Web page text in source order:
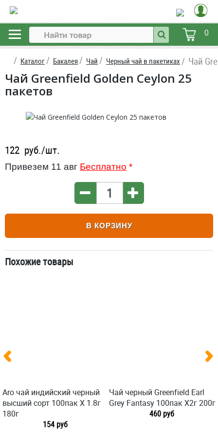
0
Каталог Бакалея Чай Черный чай в пакетиках Чай
Чай Greenfield Golden Ceylon 25
пакетов
122 руб./шт.
Привезем 11 авг Бесплатно *
В КОРЗИНУ
Похожие товары
Aro чай индийский черный
высший сорт 100пак X 1.8г
180г
154 руб
Чай черный Greenfield Earl
Grey Fantasy 100пак X2г 200г
460 руб